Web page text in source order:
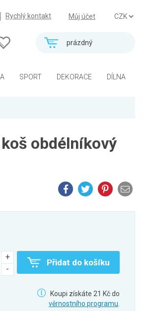
Můj účet
Rychlý kontakt
prázdný
SPORT DEKORACE DÍLNA
obdélníkový
Přidat do košíku
Koupi získáte 21 Kč do
věrnostního programu